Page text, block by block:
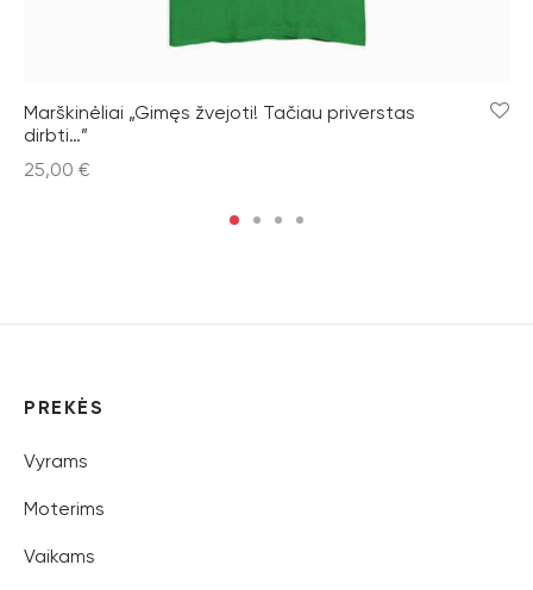
Marškinėliai „Gimęs žvejoti! Tačiau priverstas
dirbti…”
25,00 €
PREKĖS
Vyrams
Moterims
Vaikams